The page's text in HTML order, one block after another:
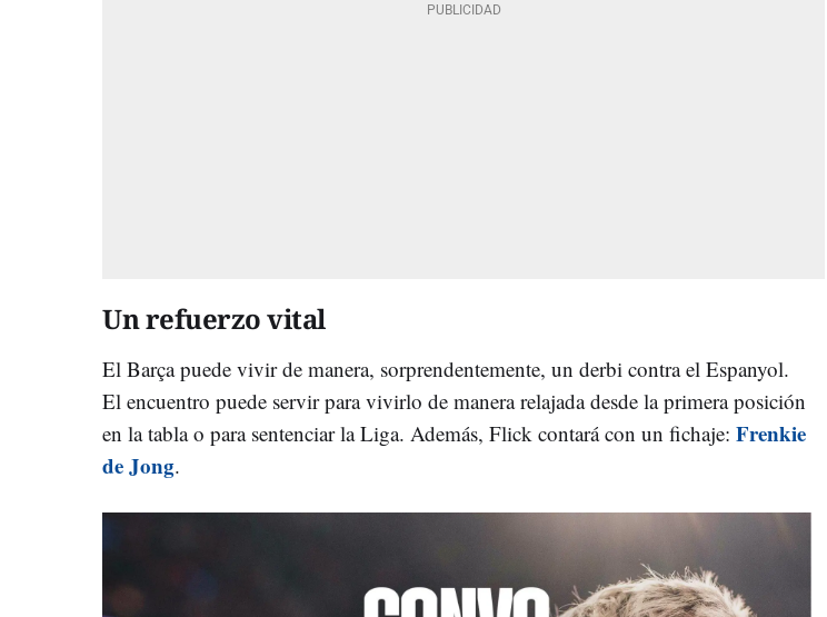
Un refuerzo vital
El Barça puede vivir de manera, sorprendentemente, un derbi contra el Espanyol.
El encuentro puede servir para vivirlo de manera relajada desde la primera posición
en la tabla o para sentenciar la Liga. Además, Flick contará con un fichaje: Frenkie
de Jong.